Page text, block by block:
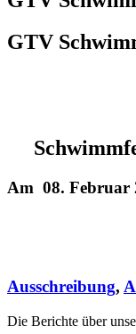
GTV
Am 08. Februar
Ausschreibung,
Die Berichte über